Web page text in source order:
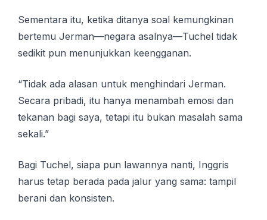
Sementara itu, ketika ditanya soal kemungkinan
bertemu Jerman—negara asalnya—Tuchel tidak
sedikit pun menunjukkan keengganan.
“Tidak ada alasan untuk menghindari Jerman.
Secara pribadi, itu hanya menambah emosi dan
tekanan bagi saya, tetapi itu bukan masalah sama
sekali.”
Bagi Tuchel, siapa pun lawannya nanti, Inggris
harus tetap berada pada jalur yang sama: tampil
berani dan konsisten.